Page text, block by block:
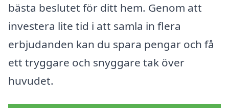
bästa beslutet för ditt hem. Genom att
investera lite tid i att samla in flera
erbjudanden kan du spara pengar och få
ett tryggare och snyggare tak över
huvudet.